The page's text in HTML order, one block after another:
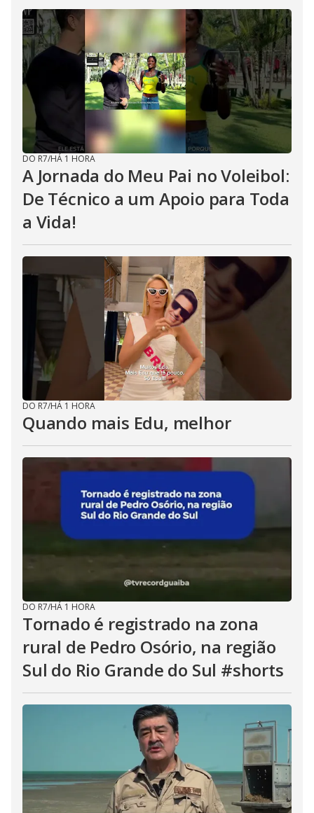
DO R7/HÁ 1 HORA
A Jornada do Meu Pai no Voleibol:
De Técnico a um Apoio para Toda
a Vida!
DO R7/HÁ 1 HORA
Quando mais Edu, melhor
DO R7/HÁ 1 HORA
Tornado é registrado na zona
rural de Pedro Osório, na região
Sul do Rio Grande do Sul #shorts